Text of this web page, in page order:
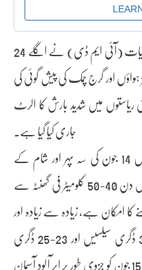
نئی دہلی، 13 جون :بھارت کے محکمہ موسمیات (آئی ایم ڈی) نے اگلے 24
اور گرج چمک کی پیش گوئی کی
میں شدید بارش کا الرٹ
جاری کیا گیا ہے۔
آئی ایم ڈی کے مطابق، دارالحکومت میں 14 جون کی سہ پہر اور شام کے
دوران تیز ہوائیں چلنے کا امکان ہے۔ اس دن 40-50 کلومیٹر فی گھنٹہ سے
کا امکان ہے، زیادہ سے زیادہ اور
کم سے کم درجہ حرارت بالترتیب 37-39 ڈگری سیلسیس اور 23-25 ڈگری
سیلسیس کے درمیان رہنے کی توقع ہے۔ 15 جون کو جزوی طور پر ابر آلود آسمان